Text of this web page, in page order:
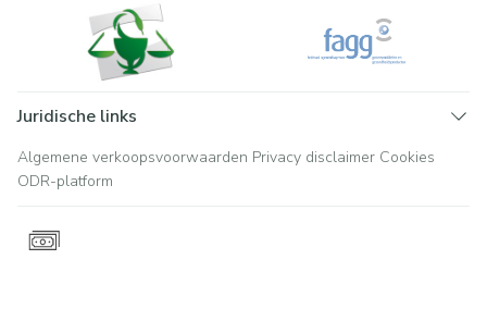
Juridische links
Algemene verkoopsvoorwaarden Privacy disclaimer Cookies
ODR-platform